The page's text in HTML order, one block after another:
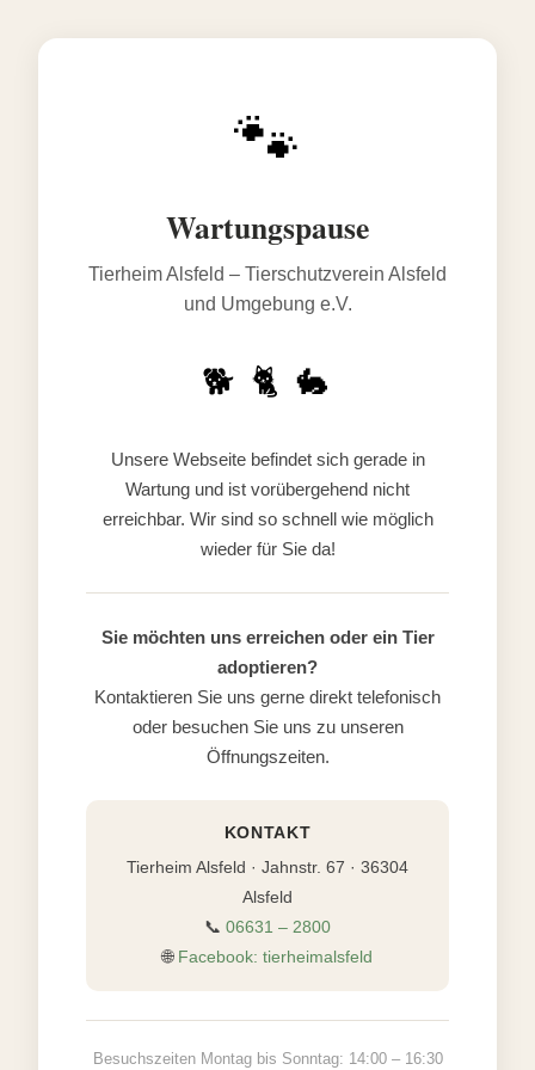
🐾
Wartungspause
Tierheim Alsfeld – Tierschutzverein Alsfeld
und Umgebung e.V.
🐕 🐈 🐇
Unsere Webseite befindet sich gerade in
Wartung und ist vorübergehend nicht
erreichbar. Wir sind so schnell wie möglich
wieder für Sie da!
Sie möchten uns erreichen oder ein Tier
adoptieren?
Kontaktieren Sie uns gerne direkt telefonisch
oder besuchen Sie uns zu unseren
Öffnungszeiten.
KONTAKT
Tierheim Alsfeld · Jahnstr. 67 · 36304
Alsfeld
📞 06631 – 2800
🌐 Facebook: tierheimalsfeld
Besuchszeiten Montag bis Sonntag: 14:00 – 16:30